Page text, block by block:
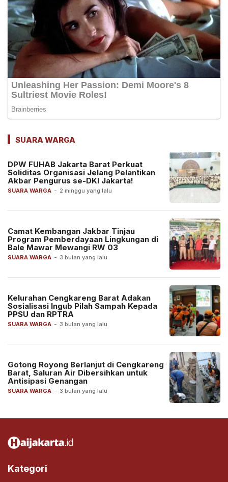
SUARA WARGA
SUARA WARGA - 2 minggu yang lalu
DPW FUHAB Jakarta Barat Perkuat
Soliditas Organisasi Jelang Pelantikan
Akbar Pengurus se-DKI Jakarta!
SUARA WARGA - 3 bulan yang lalu
Camat Kembangan Jakbar Tinjau
Program Pemberdayaan Lingkungan di
Bale Mawar Mewangi RW 03
SUARA WARGA - 3 bulan yang lalu
Kelurahan Cengkareng Barat Adakan
Sosialisasi Ingub Pilah Sampah Kepada
PPSU dan RPTRA
SUARA WARGA - 3 bulan yang lalu
Gotong Royong Berlanjut di Cengkareng
Barat, Saluran Air Dibersihkan untuk
Antisipasi Genangan
Kategori